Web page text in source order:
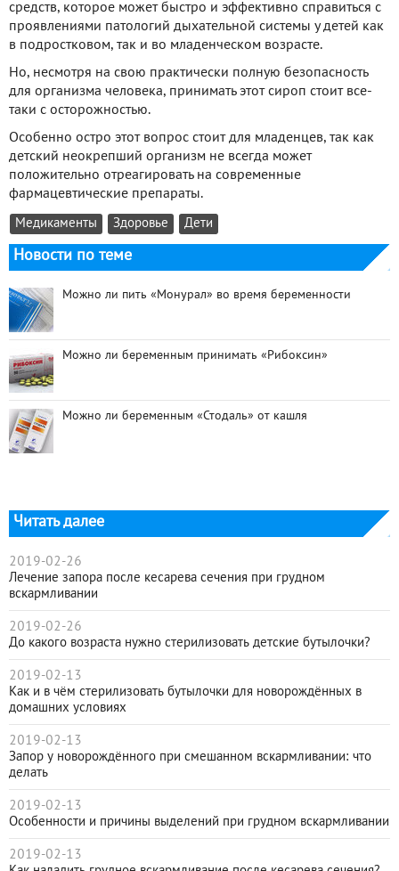
средств, которое может быстро и эффективно справиться с
проявлениями патологий дыхательной системы у детей как
в подростковом, так и во младенческом возрасте.
Но, несмотря на свою практически полную безопасность
для организма человека, принимать этот сироп стоит все-
таки с осторожностью.
Особенно остро этот вопрос стоит для младенцев, так как
детский неокрепший организм не всегда может
положительно отреагировать на современные
фармацевтические препараты.
Медикаменты Здоровье Дети
Новости по теме
Можно ли пить «Монурал» во время беременности
Можно ли беременным принимать «Рибоксин»
Можно ли беременным «Стодаль» от кашля
Читать далее
2019-02-26
Лечение запора после кесарева сечения при грудном
вскармливании
2019-02-26
До какого возраста нужно стерилизовать детские бутылочки?
2019-02-13
Как и в чём стерилизовать бутылочки для новорождённых в
домашних условиях
2019-02-13
Запор у новорождённого при смешанном вскармливании: что
делать
2019-02-13
Особенности и причины выделений при грудном вскармливании
2019-02-13